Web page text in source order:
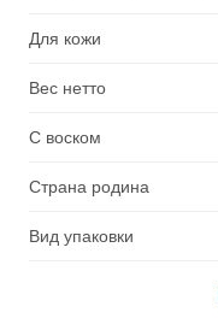
Для кожи
Вес нетто
С воском
Страна родина
Вид упаковки